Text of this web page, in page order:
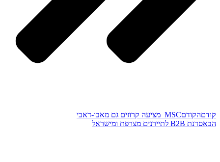
קודםהקודםMSC מציעה קרוזים גם מאבו-דאבי
הבאסדנת B2B לתיירנים מצרפת ומישראל